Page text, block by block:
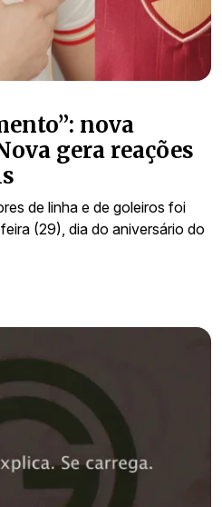
nova
gera reações
de linha e de goleiros foi
(29), dia do aniversário do